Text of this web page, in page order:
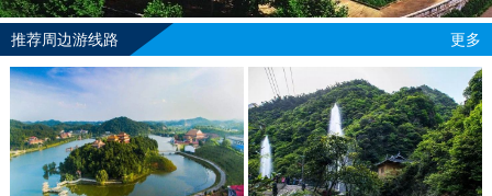
推荐周边游线路 更多